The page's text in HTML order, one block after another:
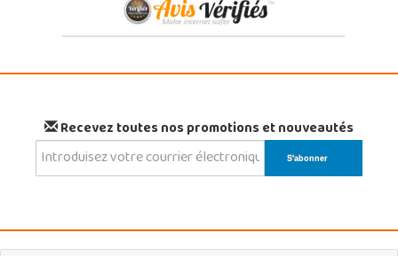
Recevez toutes nos promotions et nouveautés